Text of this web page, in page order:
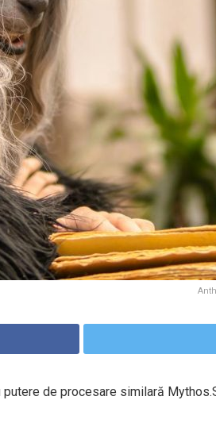
de procesare similară